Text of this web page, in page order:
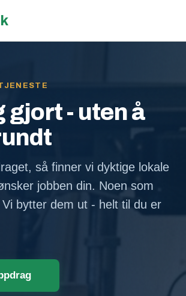
gjort - uten å
så finner vi dyktige lokale
jobben din. Noen som
bytter dem ut - helt til du er